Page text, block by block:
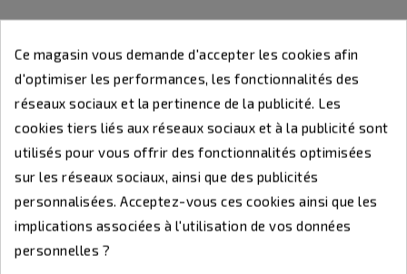
Ce magasin vous demande d'accepter les cookies afin
d'optimiser les performances, les fonctionnalités des
réseaux sociaux et la pertinence de la publicité. Les
cookies tiers liés aux réseaux sociaux et à la publicité sont
utilisés pour vous offrir des fonctionnalités optimisées
sur les réseaux sociaux, ainsi que des publicités
personnalisées. Acceptez-vous ces cookies ainsi que les
implications associées à l'utilisation de vos données
personnelles ?